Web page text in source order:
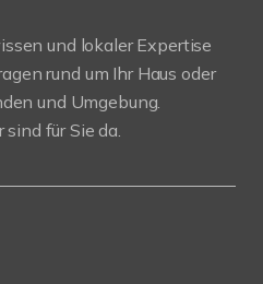
und lokaler Expertise
rund um Ihr Haus oder
und Umgebung.
für Sie da.